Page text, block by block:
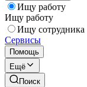
Ищу работу
Ищу работу
Ищу сотрудника
Сервисы
Помощь
Ещё
Поиск